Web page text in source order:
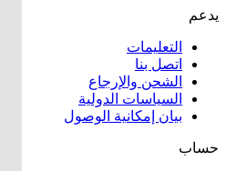
يدعم
التعليمات
اتصل بنا
الشحن والإرجاع
السياسات الدولية
بيان إمكانية الوصول
حساب